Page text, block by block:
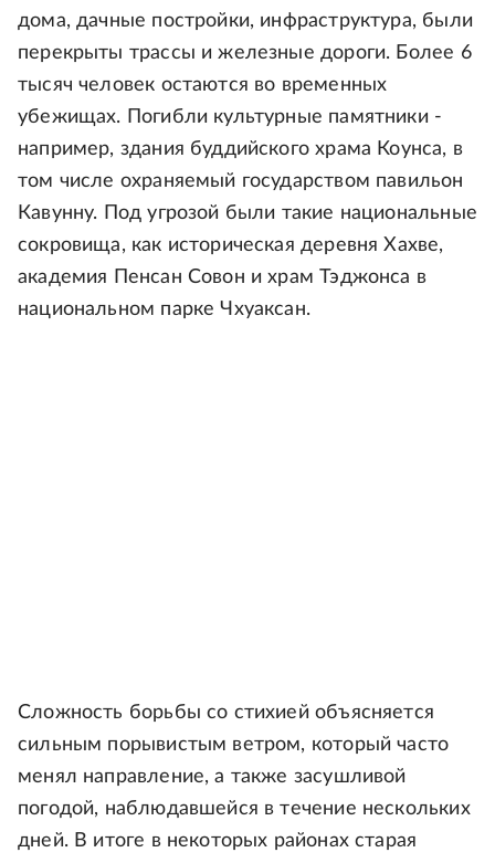
дома, дачные постройки, инфраструктура, были
перекрыты трассы и железные дороги. Более 6
тысяч человек остаются во временных
убежищах. Погибли культурные памятники -
например, здания буддийского храма Коунса, в
том числе охраняемый государством павильон
Кавунну. Под угрозой были такие национальные
сокровища, как историческая деревня Хахве,
академия Пенсан Совон и храм Тэджонса в
национальном парке Чхуаксан.
Сложность борьбы со стихией объясняется
сильным порывистым ветром, который часто
менял направление, а также засушливой
погодой, наблюдавшейся в течение нескольких
дней. В итоге в некоторых районах старая